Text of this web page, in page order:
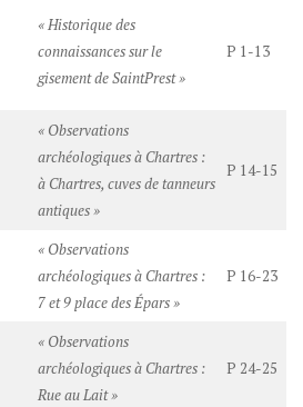
« Historique des
connaissances sur le
gisement de SaintPrest »
P 1-13
« Observations
archéologiques à Chartres :
à Chartres, cuves de tanneurs
antiques »
P 14-15
« Observations
archéologiques à Chartres :
7 et 9 place des Épars »
P 16-23
« Observations
archéologiques à Chartres :
Rue au Lait »
P 24-25